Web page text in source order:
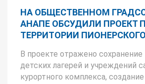
НА ОБЩЕСТВЕННОМ
АНАПЕ ОБСУДИЛИ ПРОЕКТ
ТЕРРИТОРИИ
В проекте отражено сохранение
детских лагерей и учреждений
курортного комплекса,